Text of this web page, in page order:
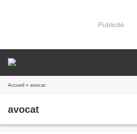
Publicité
Accueil » avocat
avocat